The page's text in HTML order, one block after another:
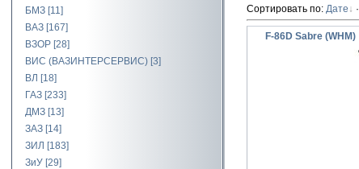
БМЗ [11]
ВАЗ [167]
ВЗОР [28]
ВИС (ВАЗИНТЕРСЕРВИС) [3]
ВЛ [18]
ГАЗ [233]
ДМЗ [13]
ЗАЗ [14]
ЗИЛ [183]
ЗиУ [29]
Сортировать по: Дате ·
F-86D Sabre (WHM)